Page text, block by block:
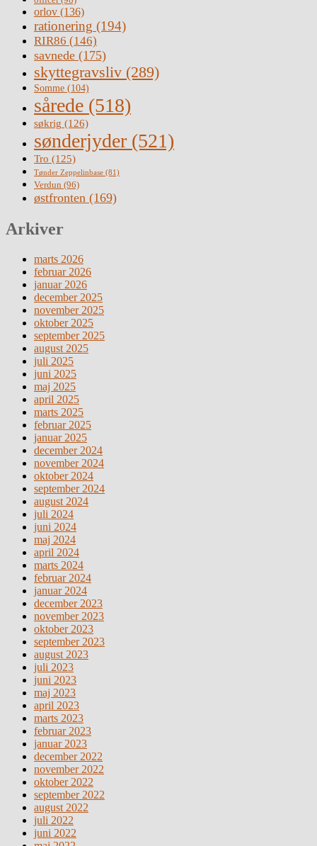
orlov (136)
rationering (194)
RIR86 (146)
savnede (175)
skyttegravsliv (289)
Somme (104)
sårede (518)
søkrig (126)
sønderjyder (521)
Tro (125)
Tønder Zeppelinbase (81)
Verdun (96)
østfronten (169)
Arkiver
marts 2026
februar 2026
januar 2026
december 2025
november 2025
oktober 2025
september 2025
august 2025
juli 2025
juni 2025
maj 2025
april 2025
marts 2025
februar 2025
januar 2025
december 2024
november 2024
oktober 2024
september 2024
august 2024
juli 2024
juni 2024
maj 2024
april 2024
marts 2024
februar 2024
januar 2024
december 2023
november 2023
oktober 2023
september 2023
august 2023
juli 2023
juni 2023
maj 2023
april 2023
marts 2023
februar 2023
januar 2023
december 2022
november 2022
oktober 2022
september 2022
august 2022
juli 2022
juni 2022